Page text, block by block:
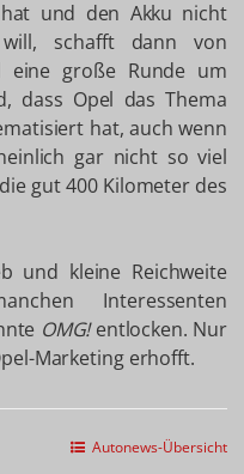
und den Akku nicht
schafft dann von
eine große Runde um
dass Opel das Thema
hat, auch wenn
gar nicht so viel
gut 400 Kilometer des
und kleine Reichweite
Interessenten
OMG!entlocken. Nur
Marketing erhofft.
Autonews-Übersicht